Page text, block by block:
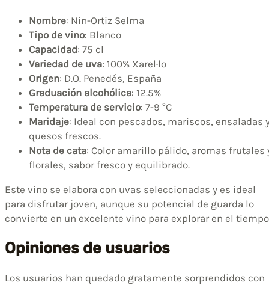
Nombre: Nin-Ortiz Selma
Tipo de vino: Blanco
Capacidad: 75 cl
Variedad de uva: 100% Xarel·lo
Origen: D.O. Penedés, España
Graduación alcohólica: 12.5%
Temperatura de servicio: 7-9 °C
Maridaje: Ideal con pescados, mariscos, ensaladas
quesos frescos.
Nota de cata: Color amarillo pálido, aromas frutales
florales, sabor fresco y equilibrado.
Este vino se elabora con uvas seleccionadas y es ideal
para disfrutar joven, aunque su potencial de guarda lo
convierte en un excelente vino para explorar en el
Opiniones de usuarios
Los usuarios han quedado gratamente sorprendidos con